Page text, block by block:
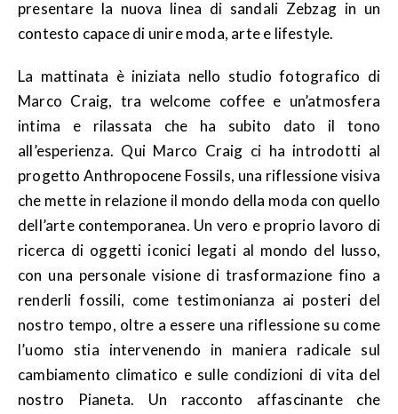
presentare la nuova linea di sandali Zebzag in un
contesto capace di unire moda, arte e lifestyle.
La mattinata è iniziata nello studio fotografico di
Marco Craig, tra welcome coffee e un’atmosfera
intima e rilassata che ha subito dato il tono
all’esperienza. Qui Marco Craig ci ha introdotti al
progetto Anthropocene Fossils, una riflessione visiva
che mette in relazione il mondo della moda con quello
dell’arte contemporanea. Un vero e proprio lavoro di
ricerca di oggetti iconici legati al mondo del lusso,
con una personale visione di trasformazione fino a
renderli fossili, come testimonianza ai posteri del
nostro tempo, oltre a essere una riflessione su come
l’uomo stia intervenendo in maniera radicale sul
cambiamento climatico e sulle condizioni di vita del
nostro Pianeta. Un racconto affascinante che